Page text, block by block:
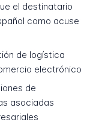
el destinatario
como acuse
de logística
electrónico
de
asociadas